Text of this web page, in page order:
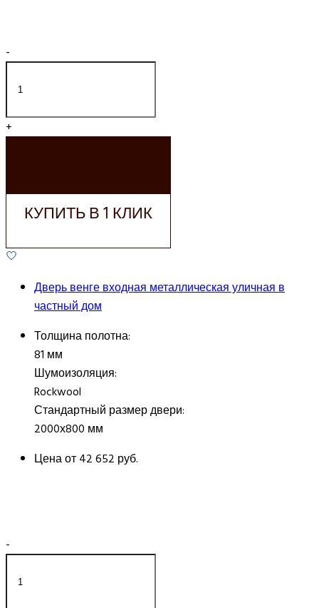
-
+
КУПИТЬ В 1 КЛИК
Дверь венге входная металлическая уличная в
частный дом
Толщина полотна:
81 мм
Шумоизоляция:
Rockwool
Стандартный размер двери:
2000х800 мм
Цена от42 652 руб.
-